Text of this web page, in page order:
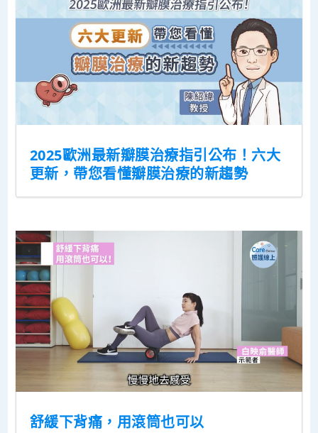
2025歐洲最新瓣膜治療指引公布！六大
更新，帶您看懂瓣膜治療的新趨勢
舒緩下背痛，用滾筒也可以